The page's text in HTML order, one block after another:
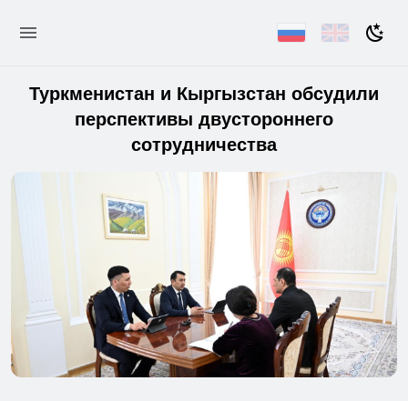
Туркменистан и Кыргызстан обсудили
перспективы двустороннего
сотрудничества